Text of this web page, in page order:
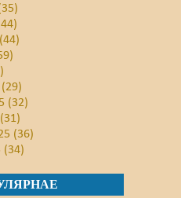
(32)
(36)
(34)